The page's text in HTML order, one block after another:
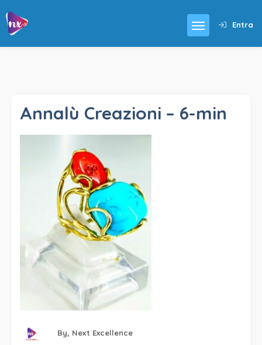
Entra
Annalù Creazioni – 6-min
By, Next Excellence